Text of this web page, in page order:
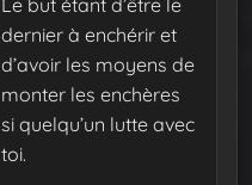
dernier à enchérir et
d’avoir les moyens de
monter les enchères
si quelqu’un lutte avec
toi.